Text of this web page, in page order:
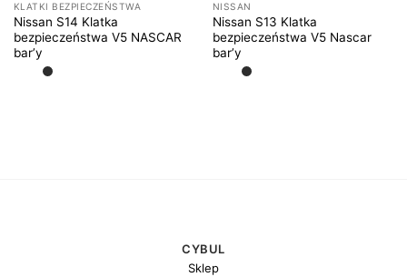
KLATKI BEZPIECZEŃSTWA
Nissan S14 Klatka
bezpieczeństwa V5 NASCAR
bar’y
NISSAN
Nissan S13 Klatka
bezpieczeństwa V5 Nascar
bar’y
CYBUL
Sklep